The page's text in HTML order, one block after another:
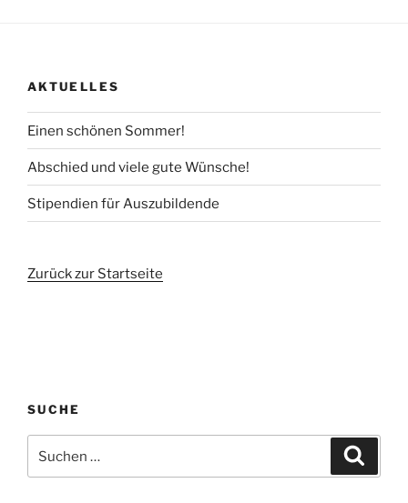
AKTUELLES
Einen schönen Sommer!
Abschied und viele gute Wünsche!
Stipendien für Auszubildende
Zurück zur Startseite
SUCHE
nach: